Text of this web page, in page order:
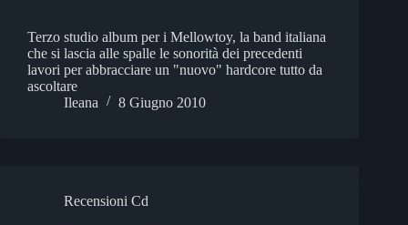
Terzo studio album per i Mellowtoy, la band italiana
che si lascia alle spalle le sonorità dei precedenti
lavori per abbracciare un "nuovo" hardcore tutto da
ascoltare
Ileana
8 Giugno 2010
Recensioni Cd